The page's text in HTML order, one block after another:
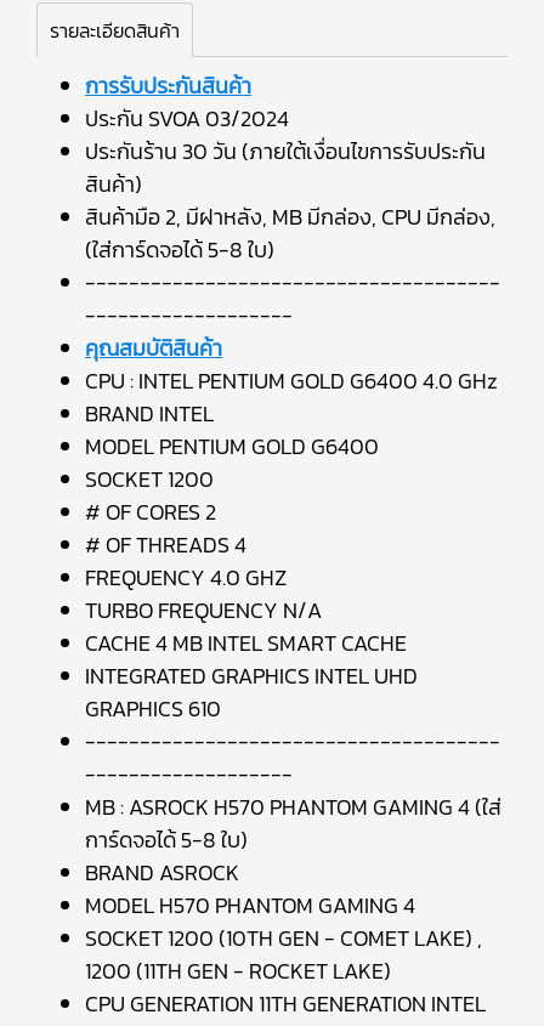
รายละเอียดสินค้า
การรับประกันสินค้า
ประกัน SVOA 03/2024
ประกันร้าน 30 วัน (ภายใต้เงื่อนไขการรับประกัน
สินค้า)
สินค้ามือ 2, มีฝาหลัง, MB มีกล่อง, CPU มีกล่อง,
(ใส่การ์ดจอได้ 5-8 ใบ)
--------------------------------------
-------------------
คุณสมบัติสินค้า
CPU : INTEL PENTIUM GOLD G6400 4.0 GHz
BRAND INTEL
MODEL PENTIUM GOLD G6400
SOCKET 1200
# OF CORES 2
# OF THREADS 4
FREQUENCY 4.0 GHZ
TURBO FREQUENCY N/A
CACHE 4 MB INTEL SMART CACHE
INTEGRATED GRAPHICS INTEL UHD
GRAPHICS 610
--------------------------------------
-------------------
MB : ASROCK H570 PHANTOM GAMING 4 (ใส่
การ์ดจอได้ 5-8 ใบ)
BRAND ASROCK
MODEL H570 PHANTOM GAMING 4
SOCKET 1200 (10TH GEN - COMET LAKE) ,
1200 (11TH GEN - ROCKET LAKE)
CPU GENERATION 11TH GENERATION INTEL